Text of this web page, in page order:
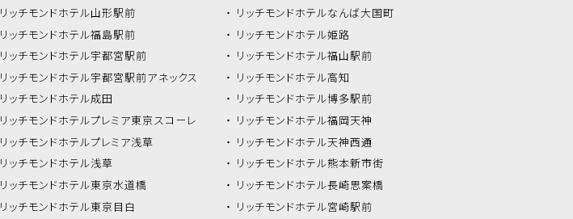
リッチモンドホテル山形駅前
リッチモンドホテル福島駅前
リッチモンドホテル宇都宮駅前
リッチモンドホテル宇都宮駅前アネックス
リッチモンドホテル成田
リッチモンドホテルプレミア東京スコーレ
リッチモンドホテルプレミア浅草
リッチモンドホテル浅草
リッチモンドホテル東京水道橋
リッチモンドホテル東京目白
リッチモンドホテルなんば大国町
リッチモンドホテル姫路
リッチモンドホテル福山駅前
リッチモンドホテル高知
リッチモンドホテル博多駅前
リッチモンドホテル福岡天神
リッチモンドホテル天神西通
リッチモンドホテル熊本新市街
リッチモンドホテル長崎思案橋
リッチモンドホテル宮崎駅前